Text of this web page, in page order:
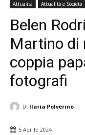
Attualità Attualità e Società
Belen
Martino di
coppia
fotografi
Di Ilaria Polverino
5 Aprile 2024